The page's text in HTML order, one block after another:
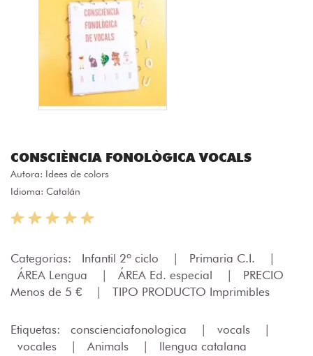
CONSCIÈNCIA FONOLÒGICA VOCALS
Autora: Idees de colors
Idioma: Catalán
Categorias: Infantil 2º ciclo | Primaria C.I.
|
ÁREA Lengua
| ÁREA Ed. especial |
PRECIO
Menos de 5 €
| TIPO PRODUCTO Imprimibles
Etiquetas: conscienciafonologica | vocals
|
vocales
| Animals | llengua catalana